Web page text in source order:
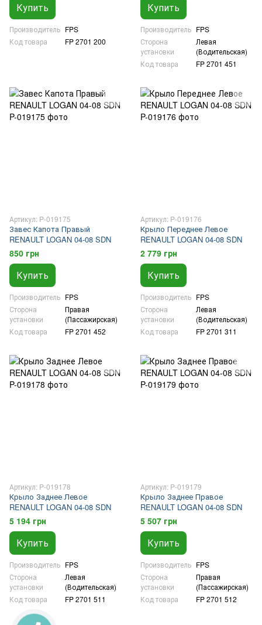
Купить
Производитель FPS
Код товара
FP 2701 200
Купить
Производитель FPS
Сторона
установки
Левая
(Водительская)
Код товара
FP 2701 451
Артикул: P-019175
Завес Капота Правый
RENAULT LOGAN 04-08 SDN
850 грн
Купить
Производитель FPS
Сторона
установки
Правая
(Пассажирская)
Код товара
FP 2701 452
Артикул: P-019176
Крыло Переднее Левое
RENAULT LOGAN 04-08 SDN
2 779 грн
Купить
Производитель FPS
Сторона
установки
Левая
(Водительская)
Код товара
FP 2701 311
Артикул: P-019178
Крыло Заднее Левое
RENAULT LOGAN 04-08 SDN
5 194 грн
Купить
Производитель FPS
Сторона
установки
Левая
(Водительская)
Код товара
FP 2701 511
Артикул: P-019179
Крыло Заднее Правое
RENAULT LOGAN 04-08 SDN
5 507 грн
Купить
Производитель FPS
Сторона
установки
Правая
(Пассажирская)
Код товара
FP 2701 512